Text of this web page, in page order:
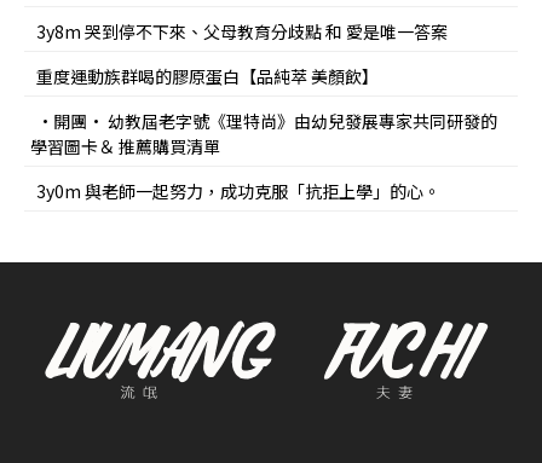
3y8m 哭到停不下來、父母教育分歧點 和 愛是唯一答案
重度運動族群喝的膠原蛋白【品純萃 美顏飲】
•開團• 幼教屆老字號《理特尚》由幼兒發展專家共同研發的
學習圖卡＆ 推薦購買清單
3y0m 與老師一起努力，成功克服「抗拒上學」的心。